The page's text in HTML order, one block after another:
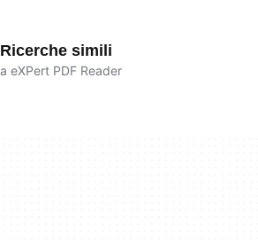
Ricerche simili
a eXPert PDF Reader